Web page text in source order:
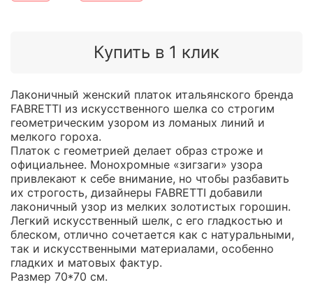
Купить в 1 клик
Лаконичный женский платок итальянского бренда
FABRETTI из искусственного шелка со строгим
геометрическим узором из ломаных линий и
мелкого гороха.
Платок с геометрией делает образ строже и
официальнее. Монохромные «зигзаги» узора
привлекают к себе внимание, но чтобы разбавить
их строгость, дизайнеры FABRETTI добавили
лаконичный узор из мелких золотистых горошин.
Легкий искусственный шелк, с его гладкостью и
блеском, отлично сочетается как с натуральными,
так и искусственными материалами, особенно
гладких и матовых фактур.
Размер 70*70 см.